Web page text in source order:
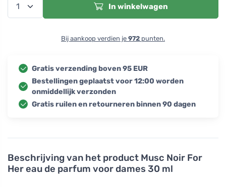
Beschrijving van het product Musc Noir For
Her eau de parfum voor dames 30 ml
In winkelwagen
Bij aankoop verdien je 972 punten.
Gratis verzending boven 95 EUR
Bestellingen geplaatst voor 12:00 worden
onmiddellijk verzonden
Gratis ruilen en retourneren binnen 90 dagen